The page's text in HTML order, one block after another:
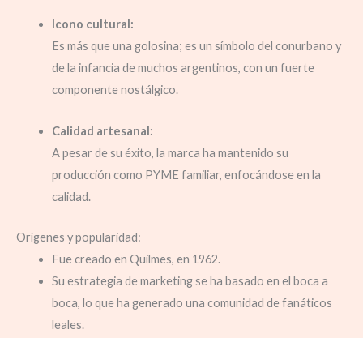
Icono cultural:
Es más que una golosina; es un símbolo del conurbano y
de la infancia de muchos argentinos, con un fuerte
componente nostálgico.
Calidad artesanal:
A pesar de su éxito, la marca ha mantenido su
producción como PYME familiar, enfocándose en la
calidad.
Orígenes y popularidad:
Fue creado en Quilmes, en 1962.
Su estrategia de marketing se ha basado en el boca a
boca, lo que ha generado una comunidad de fanáticos
leales.